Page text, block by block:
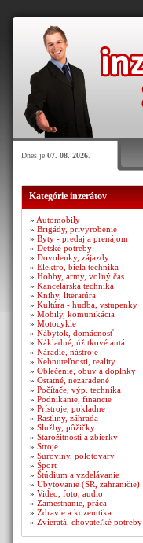
Dnes je 07. 08. 2026
Kategórie inzerátov
» Automobily
» Brigády, privyrobenie
» Byty - predaj a prenájom
» Detské potreby
» Dovolenky, zájazdy
» Elektro, biela technika
» Hobby, army, voľný čas
» Kancelárska technika
» Knihy, literatúra
» Kultúra - hudba, vstupenky
» Mobily, komunikácia
» Motocykle
» Nábytok, domácnosť
» Nákladné, úžitkové autá
» Náradie, nástroje
» Nehnuteľnosti, reality
» Oblečenie, obuv a doplnky
» Ostatné, nezaradené
» Počítače, výp. technika
» Podnikanie, financie
» Prístroje, pokladne
» Rastliny, záhrada
» Služby, pôžičky
» Starožitnosti a zbierky
» Stroje
» Suroviny, polotovary
» Šport
» Štúdium a vzdelávanie
» Ubytovanie (SR, zahraničie)
» Video, foto, audio
» Zamestnanie, práca
» Zdravie a kozemtika
» Zvieratá, chovateľké potreby